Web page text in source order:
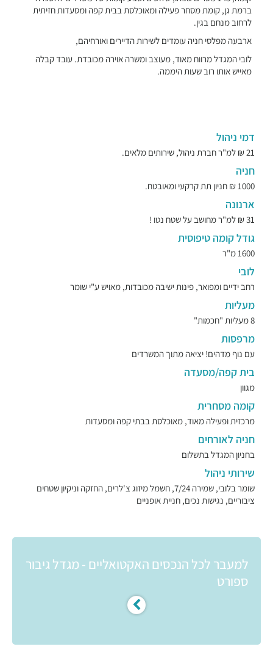
ברמת גן, קומת מסחר פעילה ומאוכלסת בבית קפה ומסעדות חזיתית
לרחוב מנחם בגין.
ארבעה מפלסי חניה עומדים לשירות הדיירים ואורחיהם,
לובי המגדל מרווח מאוד, מעוצב ומשרה אוירה מכובדת. עובד קבלה
מאייש אותו רוב שעות היממה.
דמי ניהול
21 ₪ למ"ר חברת ניהול, שירותים מלאים.
חניה
1000 ₪ חניון תת קרקעי ומאובטח.
ארנונה
31 ₪ למ"ר מחושב על שטח נטו !
גודל קומה טיפוסית
1600 מ"ר
לובי
רחב ידיים ומפואר, פינות ישיבה מכובדות, מאויש ע"י שומר
מעליות
8 מעליות "חכמות"
מרפסות
עם נוף מדהים! יציאה מתוך המשרדים
בית קפה/מסעדה
מגוון
קומה מסחרית
מרכזית ופעילה מאוד, מאוכלסת בבתי קפה ומסעדות
חניה לאורחים
בחניון המגדל בתשלום
שירותי ניהול
שומר בלובי, שמירה 7/24, חשמל מיזוג צ'לרים, החזקה וניקיון שטחים
ציבוריים, נגישות נכים, חניית אופניים
למעבר לכל הנכסים האקטואליים - מגדל גיבור
ספורט